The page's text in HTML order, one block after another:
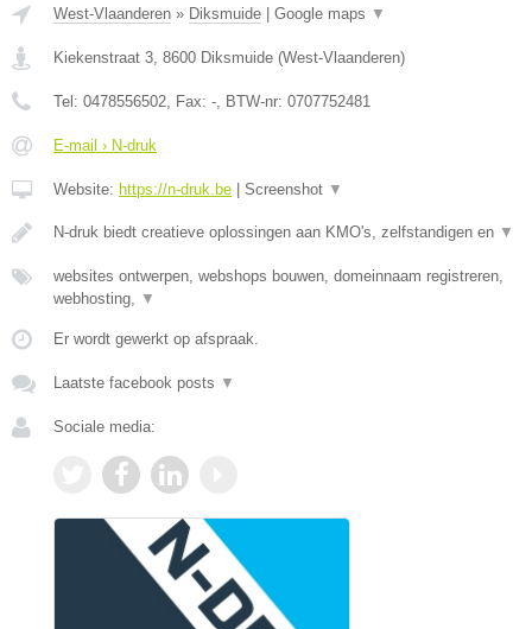
West-Vlaanderen » Diksmuide Google maps ▼
Kiekenstraat 3, 8600 Diksmuide (West-Vlaanderen)
Tel: 0478556502, Fax: -, BTW-nr: 0707752481
E-mail › N-druk
Website: https://n-druk.be Screenshot ▼
N-druk biedt creatieve oplossingen aan KMO's, zelfstandigen en ▼
websites ontwerpen, webshops bouwen, domeinnaam registreren,
webhosting, ▼
Er wordt gewerkt op afspraak.
Laatste facebook posts ▼
Sociale media: